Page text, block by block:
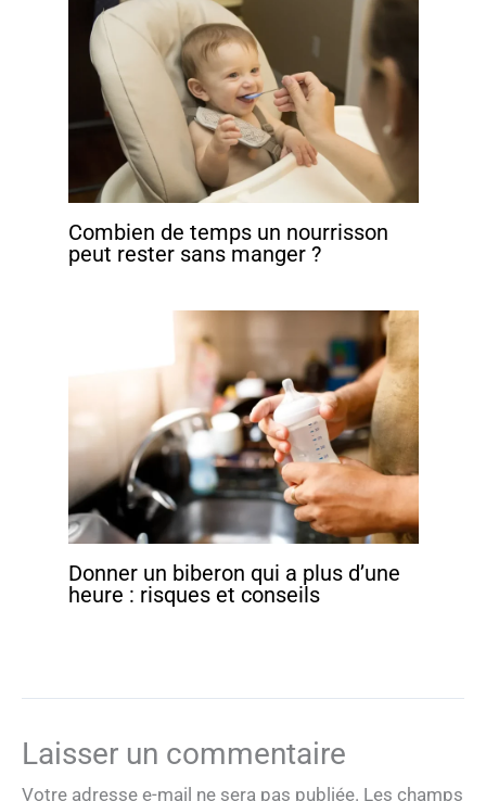
Combien de temps un nourrisson
peut rester sans manger ?
Donner un biberon qui a plus d’une
heure : risques et conseils
Laisser un commentaire
Votre adresse e-mail ne sera pas publiée. Les champs